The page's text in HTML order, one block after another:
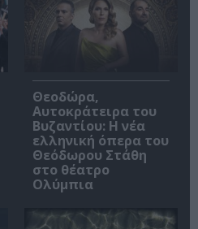
Θεοδώρα,
Αυτοκράτειρα του
Βυζαντίου: Η νέα
ελληνική όπερα του
Θεόδωρου Στάθη
στο θέατρο
Ολύμπια